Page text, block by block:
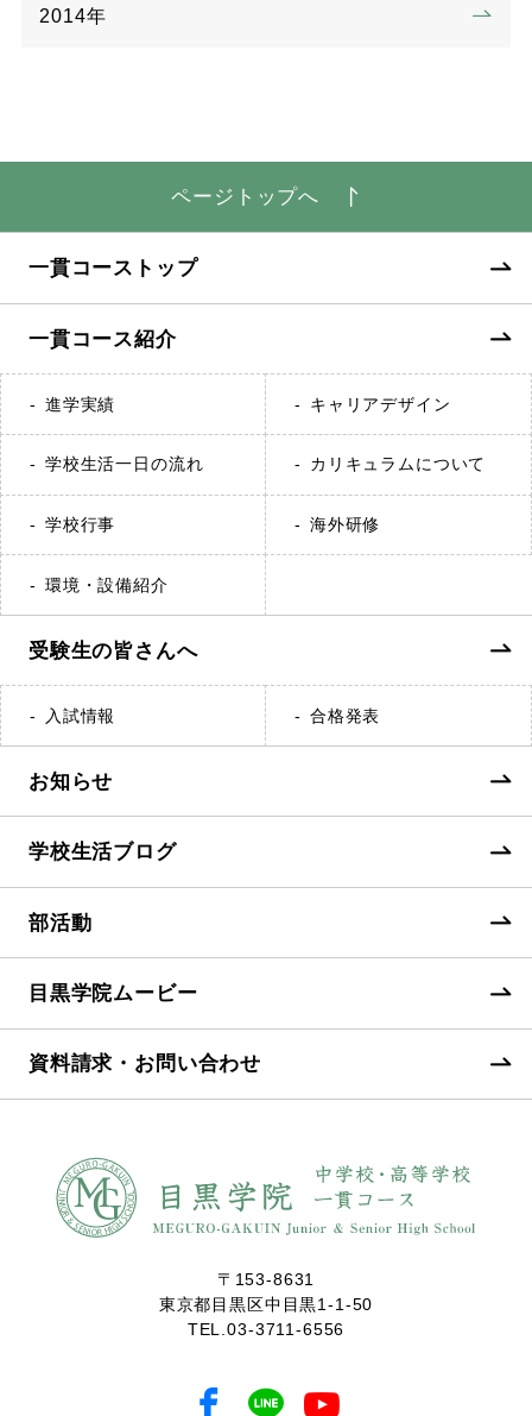
2014年
ページトップへ
一貫コーストップ
一貫コース紹介
進学実績 キャリアデザイン
学校生活一日の流れ カリキュラムについて
学校行事 海外研修
環境・設備紹介
受験生の皆さんへ
入試情報 合格発表
お知らせ
学校生活ブログ
部活動
目黒学院ムービー
資料請求・お問い合わせ
〒153-8631
東京都目黒区中目黒1-1-50
TEL.03-3711-6556